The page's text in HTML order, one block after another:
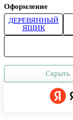
Оформление
ДЕРЕВЯННЫЙ
ЯЩИК
Скрыть